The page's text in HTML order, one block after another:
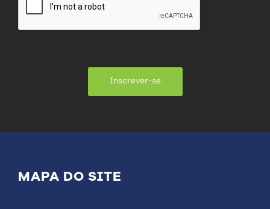
Inscrever-se
MAPA DO SITE